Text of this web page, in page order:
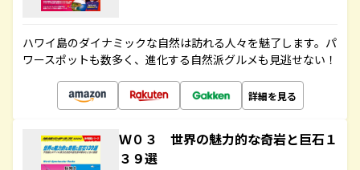
ハワイ島のダイナミックな自然は訪れる人々を魅了します。パ
ワースポットも数多く、進化する自然派グルメも見逃せない！
詳細を見る
Ｗ０３ 世界の魅力的な奇岩と巨石１
３９選